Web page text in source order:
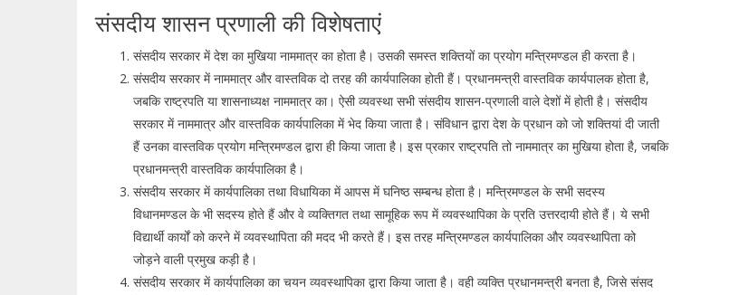
संसदीय शासन प्रणाली की विशेषताएं
संसदीय सरकार में देश का मुखिया नाममात्र का होता है। उसकी समस्त शक्तियों का प्रयोग मन्त्रिमण्डल ही करता है।
संसदीय सरकार में नाममात्र और वास्तविक दो तरह की कार्यपालिका होती हैं। प्रधानमन्त्री वास्तविक कार्यपालक होता है,
जबकि राष्ट्रपति या शासनाध्यक्ष नाममात्र का। ऐसी व्यवस्था सभी संसदीय शासन-प्रणाली वाले देशों में होती है। संसदीय
सरकार में नाममात्र और वास्तविक कार्यपालिका में भेद किया जाता है। संविधान द्वारा देश के प्रधान को जो शक्तियां दी जाती
हैं उनका वास्तविक प्रयोग मन्त्रिमण्डल द्वारा ही किया जाता है। इस प्रकार राष्ट्रपति तो नाममात्र का मुखिया होता है, जबकि
प्रधानमन्त्री वास्तविक कार्यपालिका है।
संसदीय सरकार में कार्यपालिका तथा विधायिका में आपस में घनिष्ठ सम्बन्ध होता है। मन्त्रिमण्डल के सभी सदस्य
विधानमण्डल के भी सदस्य होते हैं और वे व्यक्तिगत तथा सामूहिक रूप में व्यवस्थापिका के प्रति उत्तरदायी होते हैं। ये सभी
विद्यार्थी कार्यों को करने में व्यवस्थापिता की मदद भी करते हैं। इस तरह मन्त्रिमण्डल कार्यपालिका और व्यवस्थापिता को
जोड़ने वाली प्रमुख कड़ी है।
संसदीय सरकार में कार्यपालिका का चयन व्यवस्थापिका द्वारा किया जाता है। वही व्यक्ति प्रधानमन्त्री बनता है, जिसे संसद